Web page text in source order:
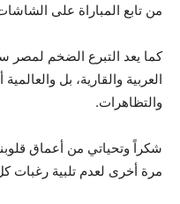
من تابع المباراة على
كما يعد التبرع الضخم لمصر
العربية والقارية، بل
والتظاهرات.
شكراً وتحياتي من أعماق
مرة أخرى لعدم تلبية رغبات